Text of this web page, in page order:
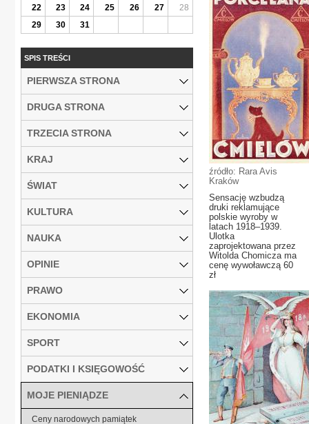
źródło: Rara Avis
Kraków
Sensację wzbudzą
druki reklamujące
polskie wyroby w
latach 1918–1939.
Ulotka
zaprojektowana przez
Witolda Chomicza ma
cenę wywoławczą 60
zł
22
23 24 25 26 27
28
29
30 31
SPIS TREŚCI
PIERWSZA STRONA
DRUGA STRONA
TRZECIA STRONA
KRAJ
ŚWIAT
KULTURA
NAUKA
OPINIE
PRAWO
EKONOMIA
SPORT
PODATKI I KSIĘGOWOŚĆ
MOJE PIENIĄDZE
Ceny narodowych pamiątek